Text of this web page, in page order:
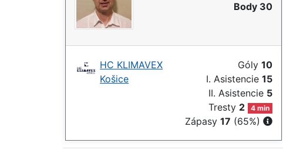
Body 30
HC KLIMAVEX
Košice
Góly 10
I. Asistencie 15
II. Asistencie 5
Tresty 2 4 min
Zápasy 17 (65%)